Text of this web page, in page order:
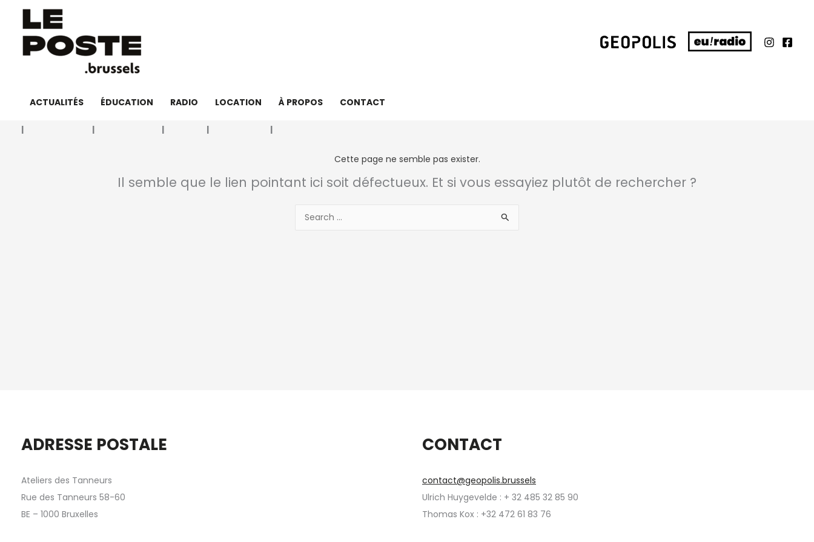
contenu
ACTUALITÉS ÉDUCATION RADIO LOCATION À PROPOS CONTACT
Cette page ne semble pas exister.
Il semble que le lien pointant ici soit défectueux. Et si vous essayiez plutôt de rechercher ?
ADRESSE POSTALE
Ateliers des Tanneurs
Rue des Tanneurs 58-60
BE – 1000 Bruxelles
CONTACT
contact@geopolis.brussels
Ulrich Huygevelde : + 32 485 32 85 90
Thomas Kox : +32 472 61 83 76